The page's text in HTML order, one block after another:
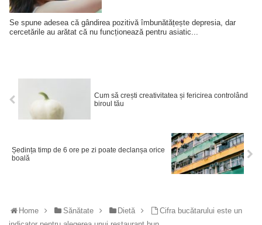
Se spune adesea că gândirea pozitivă îmbunătățește depresia, dar
cercetările au arătat că nu funcționează pentru asiatic...
Cum să crești creativitatea și fericirea controlând
biroul tău
Ședința timp de 6 ore pe zi poate declanșa orice
boală
Home Sănătate Dietă
Cifra bucătarului este un